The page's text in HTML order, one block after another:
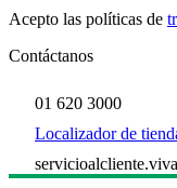
Acepto las políticas de
Contáctanos
01 620 3000
Localizador de